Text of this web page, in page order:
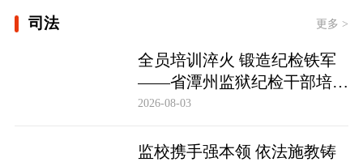
司法 更多 >
全员培训淬火 锻造纪检铁军
——省潭州监狱纪检干部培训
实现全覆盖
2026-08-03
监校携手强本领 依法施教铸